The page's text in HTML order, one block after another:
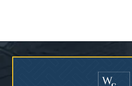
¿Quién corre el